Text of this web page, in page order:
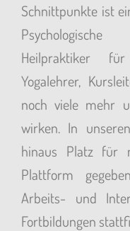
Schnittpunkte ist
Heilpraktiker für
Yogalehrer,
noch viele mehr
wirken. In
hinaus Platz für
Plattform
Arbeits- und
Fortbildungen